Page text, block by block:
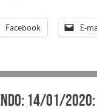
Facebook E-
14/01/